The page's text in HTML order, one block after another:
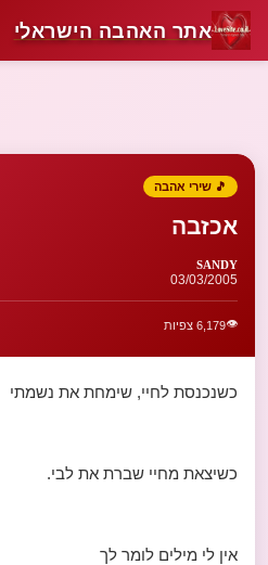
אתר האהבה הישראלי
🎵 שירי אהבה
אכזבה
SANDY
03/03/2005
👁️6,179 צפיות
כשנכנסת לחיי, שימחת את נשמתי
כשיצאת מחיי שברת את לבי.
אין לי מילים לומר לך